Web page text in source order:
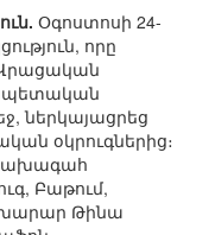
Օգոստոսի 24-
որը
ներկայացրեց
օկրուգներից։
նախագահ
Բաթում,
Թինա